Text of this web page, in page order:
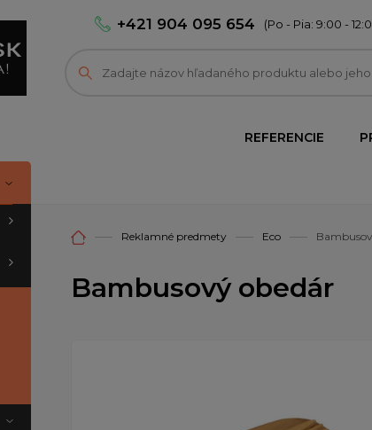
+421 904 095 654 (Po - Pia: 9:00 -
REFERENCIE
Reklamné predmety Eco
Bambusový obedár